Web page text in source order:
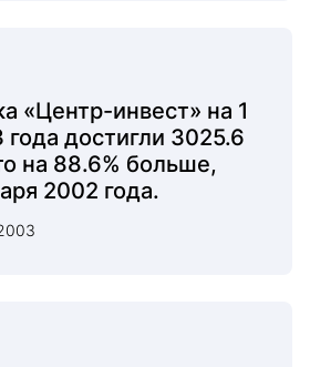
«Центр-инвест» на 1
года достигли 3025.6
на 88.6% больше,
2002 года.